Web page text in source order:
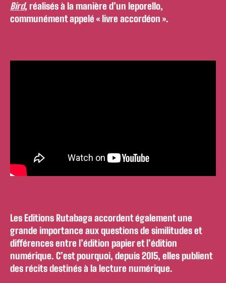
Bird, réalisés à la manière d’un leporello,
communément appelé « livre accordéon ».
Les Editions Rutabaga accordent également une
grande importance aux questions de similitudes et
différences entre l’édition papier et l’édition
numérique. C’est pourquoi, depuis 2015, elles publient
des récits destinés à la lecture numérique.